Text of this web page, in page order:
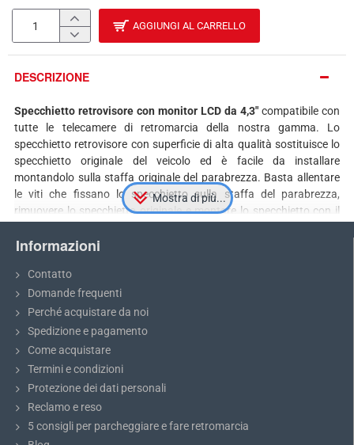
AGGIUNGI AL CARRELLO
DESCRIZIONE
Specchietto retrovisore con monitor LCD da 4,3″ compatibile con
tutte le telecamere di retromarcia della nostra gamma. Lo
specchietto retrovisore con superficie di alta qualità sostituisce lo
specchietto originale del veicolo ed è facile da installare
montandolo sulla staffa originale del parabrezza. Basta allentare
le viti che fissano lo specchietto sulla staffa del parabrezza,
rimuovere lo specchietto originale e montare lo specchietto con il
staffa del parabrezza, è necessario selezionare il supporto corretto
seguendo il manuale fornito o il manuale della telecamera di
retromarcia. Il monitor integrato nello specchietto funziona come
uno specchietto standard e si accende automaticamente
all'inserimento della retromarcia, consentendo un parcheggio
sicuro.
Il monitor è disponibile
alta (1024x600p) . Se desideri un'immagine più nitida con molti
dettagli, ti consigliamo di optare per il monitor ad alta risoluzione.
Grazie a una visualizzazione più dettagliata, puoi vedere meglio gli
oggetti circostanti e prevenire più facilmente eventuali collisioni.
Informazioni
Contatto
Domande frequenti
Perché acquistare da noi
Spedizione e pagamento
Come acquistare
Termini e condizioni
Protezione dei dati personali
Reclamo e reso
5 consigli per parcheggiare e fare retromarcia